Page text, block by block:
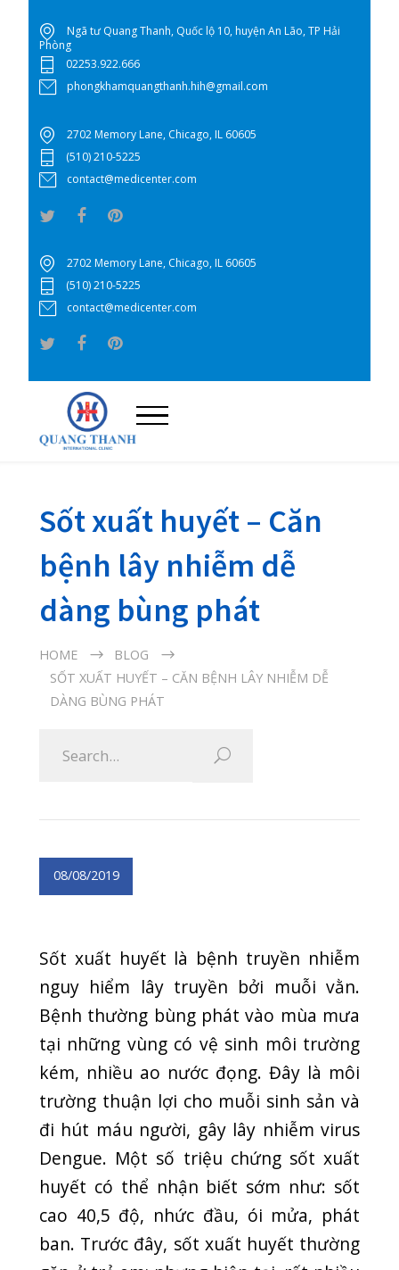
Ngã tư Quang Thanh, Quốc lộ 10, huyện An Lão, TP Hải
Phòng
02253.922.666
phongkhamquangthanh.hih@gmail.com
(510) 210-5225
2702 Memory Lane, Chicago, IL 60605
Sốt xuất huyết – Căn
dàng bùng phát
SỐT XUẤT HUYẾT – CĂN BỆNH LÂY NHIỄM DỄ
DÀNG BÙNG PHÁT
nguy hiểm lây truyền bởi muỗi vằn.
tại những vùng có vệ sinh môi trường
kém, nhiều ao nước đọng. Đây là môi
Dengue. Một số triệu chứng sốt xuất
huyết có thể nhận biết sớm như: sốt
cao 40,5 độ, nhức đầu, ói mửa, phát
ban. Trước đây, sốt xuất huyết thường
gặp ở trẻ em; nhưng hiện tại, rất nhiều
người lớn cũng mắc bệnh và tỷ lệ tử
vong khá cao. Bệnh hiện nay chưa có
thuốc đặc trị, những trường hợp nặng
điều trị hầu như chỉ hạ sốt, truyền dịch
và chống sốc tích cực. Những trường
hợp nhiễm bệnh nhẹ có thể tự khỏi
sau một tuần.